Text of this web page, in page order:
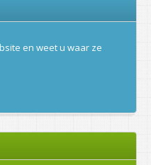
en weet u waar ze